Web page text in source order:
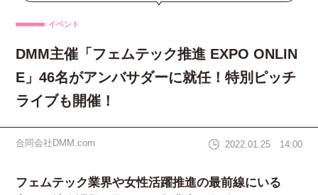
イベント
DMM主催「フェムテック推進 EXPO ONLIN
E」46名がアンバサダーに就任！特別ピッチ
ライブも開催！
合同会社DMM.com 2022.01.25 14:00
フェムテック業界や女性活躍推進の最前線にいる